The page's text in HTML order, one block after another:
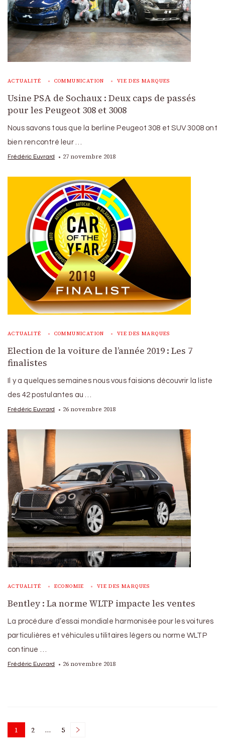
ACTUALITÉ COMMUNICATION VIE DES MARQUES
Usine PSA de Sochaux : Deux caps de passés
pour les Peugeot 308 et 3008
Nous savons tous que la berline Peugeot 308 et SUV 3008 ont
bien rencontré leur …
Frédéric Euvrard 27 novembre 2018
ACTUALITÉ COMMUNICATION VIE DES MARQUES
Election de la voiture de l’année 2019 : Les 7
finalistes
Il y a quelques semaines nous vous faisions découvrir la liste
des 42 postulantes au …
Frédéric Euvrard 26 novembre 2018
ACTUALITÉ ECONOMIE VIE DES MARQUES
Bentley : La norme WLTP impacte les ventes
La procédure d’essai mondiale harmonisée pour les voitures
particulières et véhicules utilitaires légers ou norme WLTP
continue …
Frédéric Euvrard 26 novembre 2018
Posts
Page
1 Page
2 … Page
5